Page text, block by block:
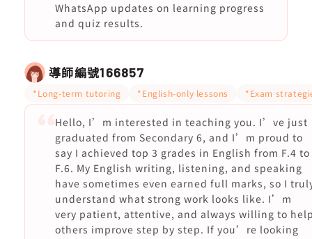
WhatsApp updates on learning progress
and quiz results.
導師編號166857
*Long-term tutoring *English-only lessons *Exam
Hello, I’m interested in teaching you. I’ve just
graduated from Secondary 6, and I’m proud to
say I achieved top 3 grades in English from F.4 to
F.6. My English writing, listening, and speaking
have sometimes even earned full marks, so I
understand what strong work looks like. I’m
very patient, attentive, and always willing to
others improve step by step. If you’re looking